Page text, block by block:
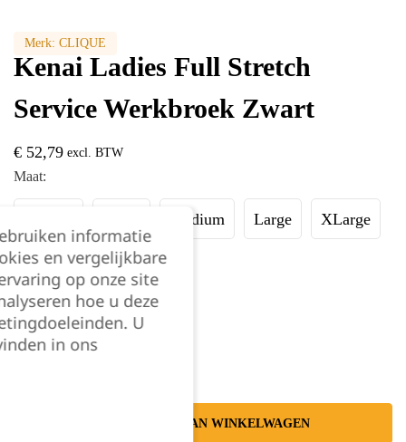
Merk: CLIQUE
Kenai Ladies Full Stretch
Service Werkbroek Zwart
€ 52,79 excl. BTW
Maat:
Medium Large XLarge
XXLarge
Kies je aantal:
TOEVOEGEN AAN WINKELWAGEN
informatie
en vergelijkbare
op onze site
hoe u deze
U
in ons